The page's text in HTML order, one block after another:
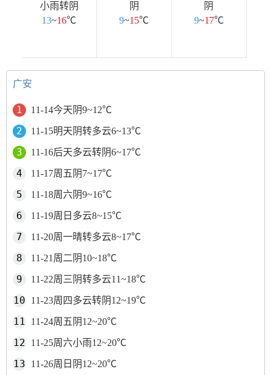
小雨转阴
13~16℃
阴
9~15℃
阴
9~17℃
广安
11-14今天阴9~12℃
11-15明天阴转多云6~13℃
11-16后天多云转阴6~17℃
11-17周五阴7~17℃
11-18周六阴9~16℃
11-19周日多云8~15℃
11-20周一晴转多云8~17℃
11-21周二阴10~18℃
11-22周三阴转多云11~18℃
11-23周四多云转阴12~19℃
11-24周五阴12~20℃
11-25周六小雨12~20℃
11-26周日阴12~20℃